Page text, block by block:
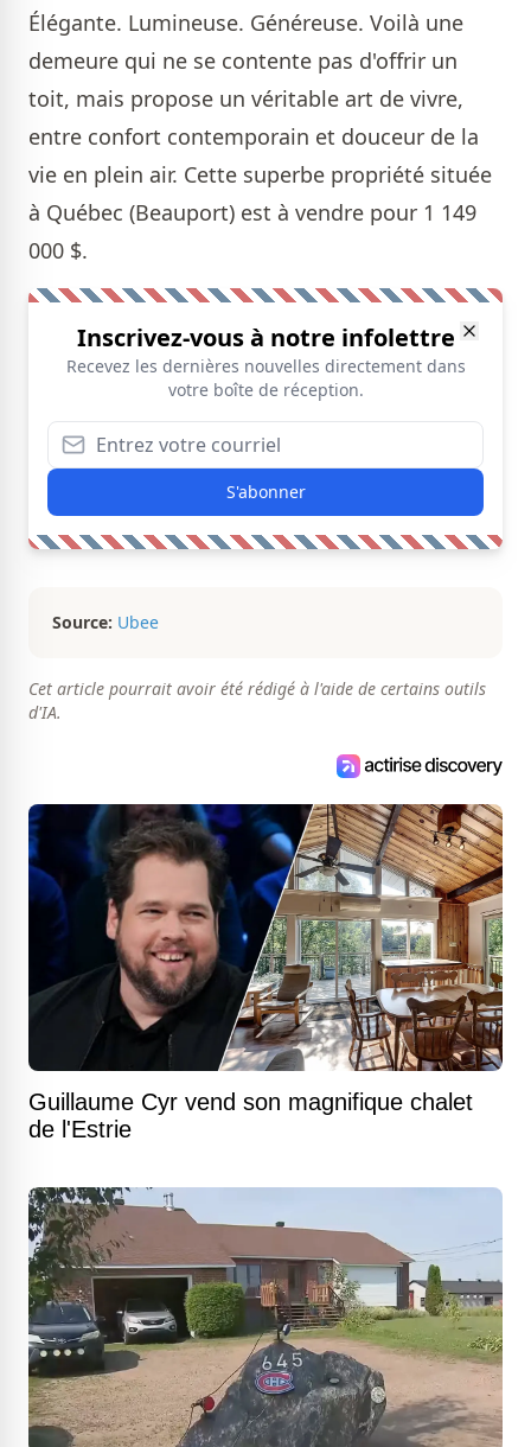
Élégante. Lumineuse. Généreuse. Voilà une
demeure qui ne se contente pas d'offrir un
toit, mais propose un véritable art de vivre,
entre confort contemporain et douceur de la
vie en plein air. Cette superbe propriété située
à Québec (Beauport) est à vendre pour 1 149
000 $.
Inscrivez-vous à notre infolettre
Recevez les dernières nouvelles directement dans
votre boîte de réception.
S'abonner
Source: Ubee
Cet article pourrait avoir été rédigé à l'aide de certains outils
d'IA.
Guillaume Cyr vend son magnifique chalet
de l'Estrie